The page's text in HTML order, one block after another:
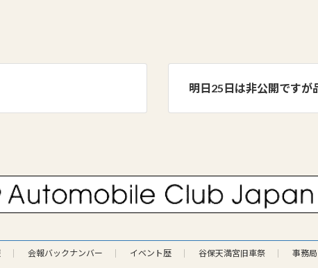
明日25日は非公開ですが
会報バックナンバー イベント歴 谷保天満宮旧車祭 事務局